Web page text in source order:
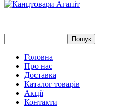
Головна
Про нас
Доставка
Каталог товарів
Акції
Контакти